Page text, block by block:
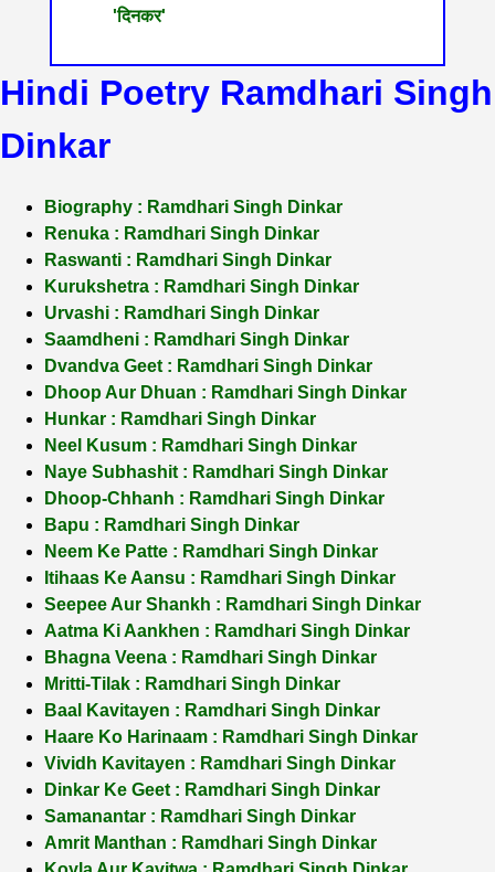
'दिनकर'
Hindi Poetry Ramdhari Singh
Dinkar
Biography : Ramdhari Singh Dinkar
Renuka : Ramdhari Singh Dinkar
Raswanti : Ramdhari Singh Dinkar
Kurukshetra : Ramdhari Singh Dinkar
Urvashi : Ramdhari Singh Dinkar
Saamdheni : Ramdhari Singh Dinkar
Dvandva Geet : Ramdhari Singh Dinkar
Dhoop Aur Dhuan : Ramdhari Singh Dinkar
Hunkar : Ramdhari Singh Dinkar
Neel Kusum : Ramdhari Singh Dinkar
Naye Subhashit : Ramdhari Singh Dinkar
Dhoop-Chhanh : Ramdhari Singh Dinkar
Bapu : Ramdhari Singh Dinkar
Neem Ke Patte : Ramdhari Singh Dinkar
Itihaas Ke Aansu : Ramdhari Singh Dinkar
Seepee Aur Shankh : Ramdhari Singh Dinkar
Aatma Ki Aankhen : Ramdhari Singh Dinkar
Bhagna Veena : Ramdhari Singh Dinkar
Mritti-Tilak : Ramdhari Singh Dinkar
Baal Kavitayen : Ramdhari Singh Dinkar
Haare Ko Harinaam : Ramdhari Singh Dinkar
Vividh Kavitayen : Ramdhari Singh Dinkar
Dinkar Ke Geet : Ramdhari Singh Dinkar
Samanantar : Ramdhari Singh Dinkar
Amrit Manthan : Ramdhari Singh Dinkar